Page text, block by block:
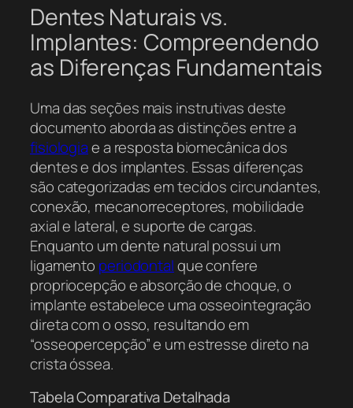
Dentes Naturais vs.
Implantes: Compreendendo
as Diferenças Fundamentais
Uma das seções mais instrutivas deste
documento aborda as distinções entre a
fisiologiae a resposta biomecânica dos
dentes e dos implantes. Essas diferenças
são categorizadas em tecidos circundantes,
conexão, mecanorreceptores, mobilidade
axial e lateral, e suporte de cargas.
Enquanto um dente natural possui um
ligamento periodontalque confere
propriocepção e absorção de choque, o
implante estabelece uma osseointegração
direta com o osso, resultando em
“osseopercepção” e um estresse direto na
crista óssea.
Tabela Comparativa Detalhada